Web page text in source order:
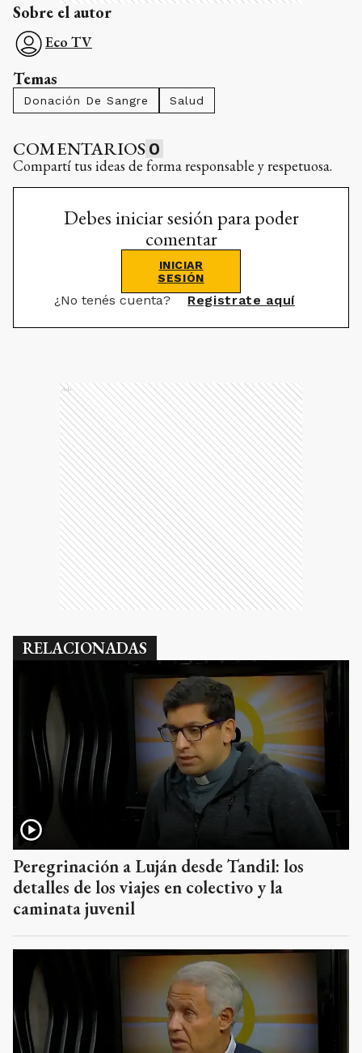
Sobre el autor
Eco TV
Temas
Donación De Sangre Salud
COMENTARIOS 0
Compartí tus ideas de forma responsable y respetuosa.
Debes iniciar sesión para poder
comentar
INICIAR
SESIÓN
¿No tenés cuenta? Registrate aquí
Ads
RELACIONADAS
Peregrinación a Luján desde Tandil: los
detalles de los viajes en colectivo y la
caminata juvenil